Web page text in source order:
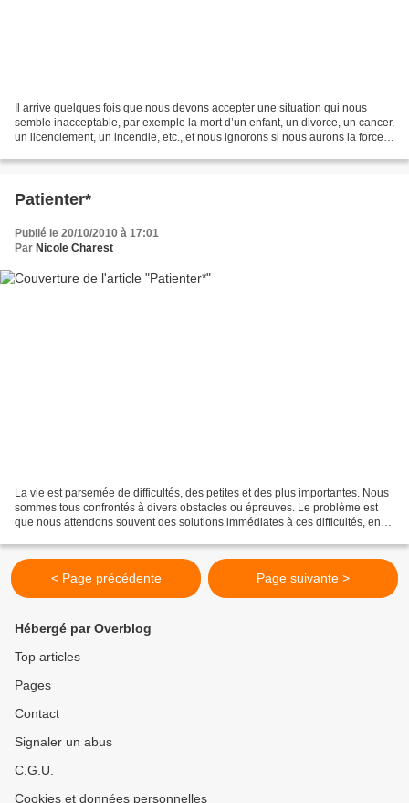
Il arrive quelques fois que nous devons accepter une situation qui nous
semble inacceptable, par exemple la mort d’un enfant, un divorce, un cancer,
un licenciement, un incendie, etc., et nous ignorons si nous aurons la force
Patienter*
Publié le 20/10/2010 à 17:01
Par Nicole Charest
La vie est parsemée de difficultés, des petites et des plus importantes. Nous
sommes tous confrontés à divers obstacles ou épreuves. Le problème est
que nous attendons souvent des solutions immédiates à ces difficultés, en
< Page précédente Page suivante >
Hébergé par Overblog
Top articles
Pages
Contact
Signaler un abus
C.G.U.
Cookies et données personnelles